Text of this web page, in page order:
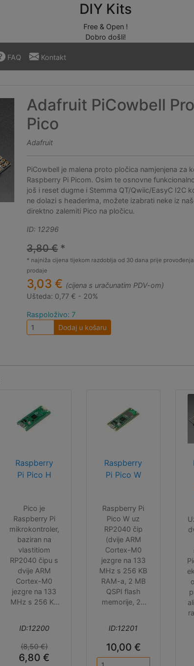
DIY Kits
Free & Open !
Dobro došli!
FAQ Kontakt
Adafruit PiCowbell
Pico
Adafruit
PiCowbell je malena proto pločica namjenjena za
Raspberry Pi Picom. Osim te osnovne
još i reset dugme i Stemma QT/Qwiic/EasyC I2C
ne dolazi s headerima, možete izabrati neke iz
direktno zalemiti Pico na pločicu.
ID: 12296
3,80 €*
* najniža cijena tijekom razdoblja od 30 dana prije
prodaje
3,03 € (cijena s uračunatim PDV-om)
Ušteda: 0,77 € - 20%
Raspoloživo: 7
Dodaj u košaru
Raspberry
Pi Pico H
Pico je
Raspberry Pi
mikrokontroler,
baziran na
vlastitiom
RP2040 čipu s
dvije ARM
Cortex-M0
jezgre na 133
MHz s 256 KB
memorije, 26
GPIO pinova i
velikim brojem
komunikacijskih
ID:12200
(8,50 €)
6,80 €
Raspberry
Pi Pico W
Raspberry Pi
Pico W uz
RP2040 čip
(dvije ARM
Cortex-M0
jezgre na 133
MHz s 256 KB
RAM-a, 2 MB
QSPI flash
memorije, 26
komunikacijskih
sučelja), ima i
Infineon
ID:12201
10,00 €